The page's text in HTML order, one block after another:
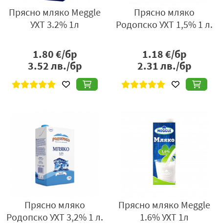
Прясно мляко Meggle
УХТ 3.2% 1л
1.80€/бр
3.52лв./бр
Прясно мляко
Родопско УХТ 1,5% 1 л.
1.18€/бр
2.31лв./бр
Прясно мляко
Родопско УХТ 3,2% 1 л.
Прясно мляко Meggle
1.6% УХТ 1л